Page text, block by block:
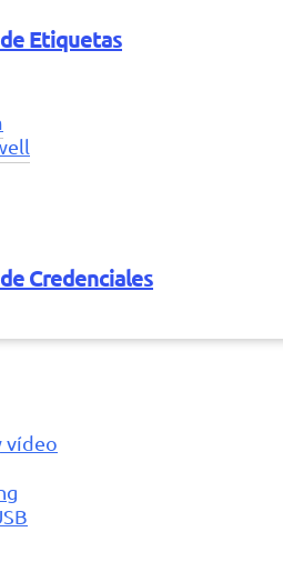
Etiquetas
Credenciales
vídeo